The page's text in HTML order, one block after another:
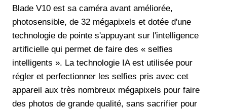
Blade V10 est sa caméra avant améliorée,
photosensible, de 32 mégapixels et dotée d'une
technologie de pointe s'appuyant sur l'intelligence
artificielle qui permet de faire des « selfies
intelligents ». La technologie IA est utilisée pour
régler et perfectionner les selfies pris avec cet
appareil aux très nombreux mégapixels pour faire
des photos de grande qualité, sans sacrifier pour